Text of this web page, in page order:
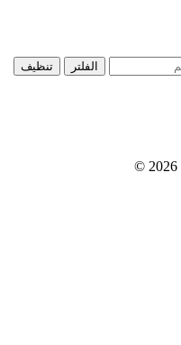
الفلتر تنظيف
2026
©